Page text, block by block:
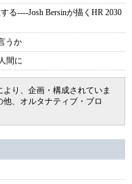
る----Josh Bersinが描くHR 2030
うか
間に
り、企画・構成されていま
、オルタナティブ・ブロ